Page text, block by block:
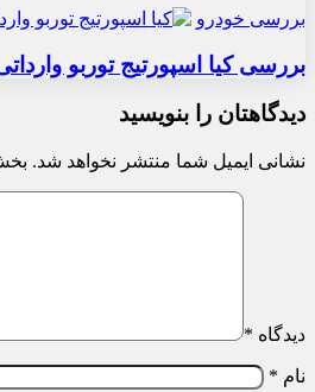
بررسی خودرو
بررسی کیا اسپورتیج توربو
دیدگاهتان را بنویسید
نشانی ایمیل شما منتشر نخواهد شد.
دیدگاه *
نام *